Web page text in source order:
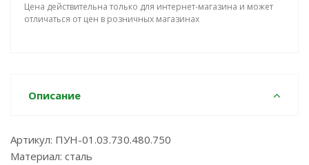
Цена действительна только для интернет-магазина и может
отличаться от цен в розничных магазинах
Описание
Артикул: ПУН-01.03.730.480.750
Материал: сталь